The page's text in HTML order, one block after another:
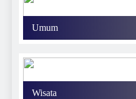
Umum
Wisata